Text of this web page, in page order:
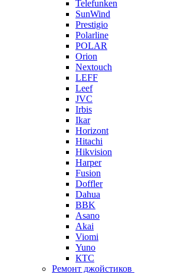
Telefunken
SunWind
Prestigio
Polarline
POLAR
Orion
Nextouch
LEFF
Leef
JVC
Irbis
Ikar
Horizont
Hitachi
Hikvision
Harper
Fusion
Doffler
Dahua
BBK
Asano
Akai
Viomi
Yuno
КТС
Ремонт джойстиков